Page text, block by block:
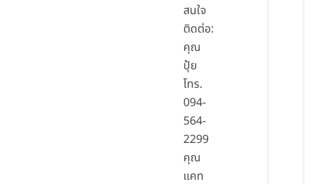
สนใจ
ติดต่อ:
คุณ
ปุ้ย
โทร.
094-
564-
2299
คุณ
แคท